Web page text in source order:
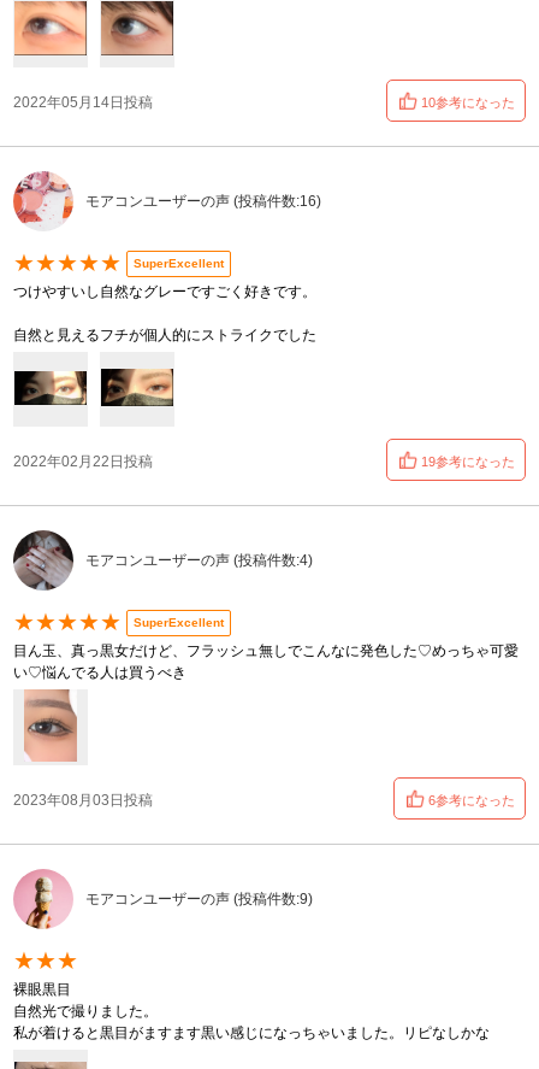
2022年05月14日投稿 10参考になった
モアコンユーザーの声 (投稿件数:16)
★★★★★ SuperExcellent
つけやすいし自然なグレーですごく好きです。
自然と見えるフチが個人的にストライクでした
2022年02月22日投稿 19参考になった
モアコンユーザーの声 (投稿件数:4)
★★★★★ SuperExcellent
目ん玉、真っ黒女だけど、フラッシュ無しでこんなに発色した♡めっちゃ可愛
い♡悩んでる人は買うべき
2023年08月03日投稿 6参考になった
モアコンユーザーの声 (投稿件数:9)
★★★
裸眼黒目
自然光で撮りました。
私が着けると黒目がますます黒い感じになっちゃいました。リピなしかな